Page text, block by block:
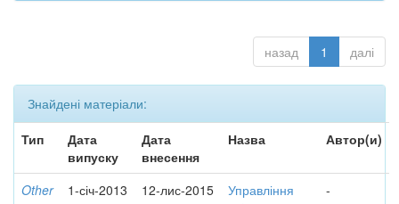
назад 1 далі
Знайдені матеріали:
Тип
Дата
випуску
Дата
внесення
Назва Автор(и)
Other 1-січ-2013 12-лис-2015
Управління
-